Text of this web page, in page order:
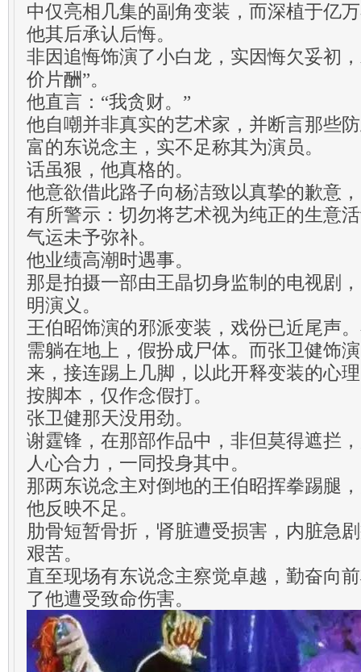
中仅亮相几集的副角变装，而深植于亿
他其后承认后悔。
非因追悔饰演了小白龙，实因悔欠妥初
价片酬”。
他直言：“我贪财。”
他自嘲并非真实的艺术家，并断言那些
富的东说念主，实不足称其为演员。
话虽狠，他真格的。
他意欲借此路子向杨洁致以真挚的歉意
有所警示：切勿将艺术视为纯正的生意
气运未予弥补。
他业绩高潮时遇事。
那是拍摄一部由王晶切身监制的电视剧
明演义。
王伯昭饰演的邪派变装，戏份已近尾声
需躺在地上，假扮成尸体。而张卫健饰
来，接连踢上几脚，以此开释变装的心
按脚本，仅作念假打。
张卫健那天没用劲。
谢霆锋，在那部作品中，非但莫得遮拦
人心合力，一同投身其中。
那两东说念主对倒地的王伯昭挥拳踢腿
他反映不足。
肋骨短暂骨折，肾脏遭受损害，内脏急
艰苦。
直至现场有东说念主察觉卓越，勤奋向
了他遭受致命伤害。